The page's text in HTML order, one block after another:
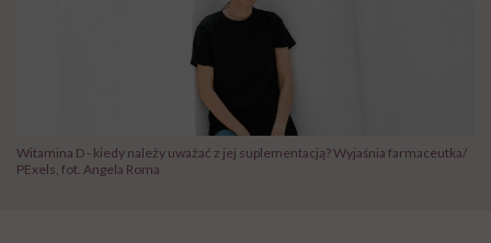
Witamina D - kiedy należy uważać z jej suplementacją? Wyjaśnia farmaceutka/
PExels, fot. Angela Roma